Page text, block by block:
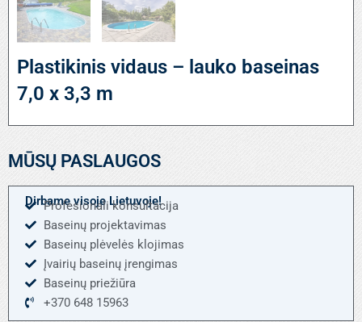
Plastikinis vidaus – lauko baseinas
7,0 x 3,3 m
MŪSŲ PASLAUGOS
Dirbame visoje Lietuvoje!
Profesionali konsultacija
Baseinų projektavimas
Baseinų plėvelės klojimas
Įvairių baseinų įrengimas
Baseinų priežiūra
+370 648 15963